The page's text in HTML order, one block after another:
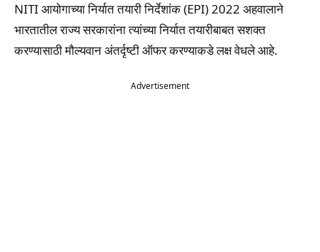
NITI आयोगाच्या निर्यात तयारी निर्देशांक (EPI) 2022 अहवालाने
भारतातील राज्य सरकारांना त्यांच्या निर्यात तयारीबाबत सशक्त
करण्यासाठी मौल्यवान अंतर्दृष्टी ऑफर करण्याकडे लक्ष वेधले आहे.
Advertisement